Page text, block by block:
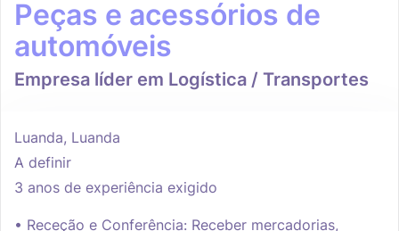
Peças e acessórios de
automóveis
Empresa líder em Logística / Transportes
Luanda, Luanda
A definir
3 anos de experiência exigido
• Receção e Conferência: Receber mercadorias,